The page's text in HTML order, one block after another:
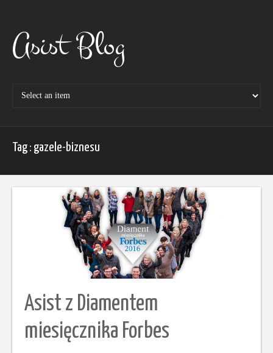
contentAsist Blog
Tag : gazele-biznesu
Asist z Diamentem
miesięcznika Forbes